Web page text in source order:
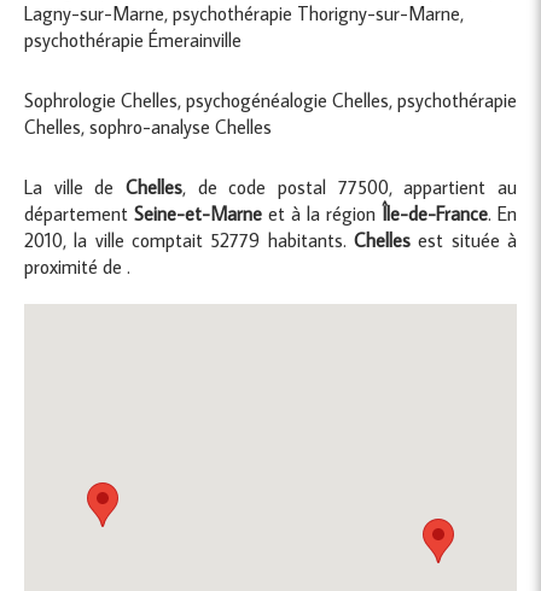
Lagny-sur-Marne, psychothérapie Thorigny-sur-Marne,
psychothérapie Émerainville
Sophrologie Chelles, psychogénéalogie Chelles, psychothérapie
Chelles, sophro-analyse Chelles
La ville de Chelles, de code postal 77500, appartient au
département Seine-et-Marne et à la région Île-de-France. En
2010, la ville comptait 52779 habitants. Chelles est située à
proximité de .